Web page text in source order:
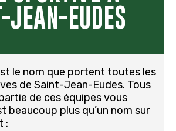
JEAN-EUDES
le nom que portent toutes les
de Saint-Jean-Eudes. Tous
de ces équipes vous
beaucoup plus qu’un nom sur
: